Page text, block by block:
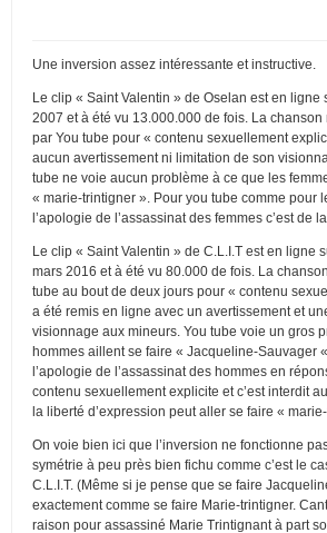
Une inversion assez intéressante et instructive.
Le clip « Saint Valentin » de Oselan est en ligne
2007 et à été vu 13.000.000 de fois. La chanson
par You tube pour « contenu sexuellement
aucun avertissement ni limitation de son
tube ne voie aucun problème à ce que les
« marie-trintigner ». Pour you tube comme pour
l’apologie de l’assassinat des femmes c’est de
Le clip « Saint Valentin » de C.L.I.T est en ligne
mars 2016 et à été vu 80.000 de fois. La
tube au bout de deux jours pour « contenu
a été remis en ligne avec un avertissement et
visionnage aux mineurs. You tube voie un gros
hommes aillent se faire « Jacqueline-Sauvager
l’apologie de l’assassinat des hommes en
contenu sexuellement explicite et c’est interdit
la liberté d’expression peut aller se faire «
On voie bien ici que l’inversion ne fonctionne
symétrie à peu près bien fichu comme c’est le
C.L.I.T. (Même si je pense que se faire
exactement comme se faire Marie-trintigner.
raison pour assassiné Marie Trintignant à part